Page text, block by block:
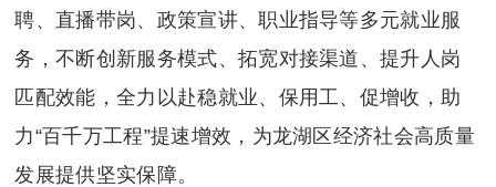
聘、直播带岗、政策宣讲、职业指导等多元就业服
务，不断创新服务模式、拓宽对接渠道、提升人岗
匹配效能，全力以赴稳就业、保用工、促增收，助
力“百千万工程”提速增效，为龙湖区经济社会高质量
发展提供坚实保障。